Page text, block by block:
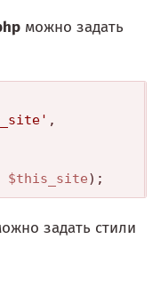
можно задать
$this_site
задать стили